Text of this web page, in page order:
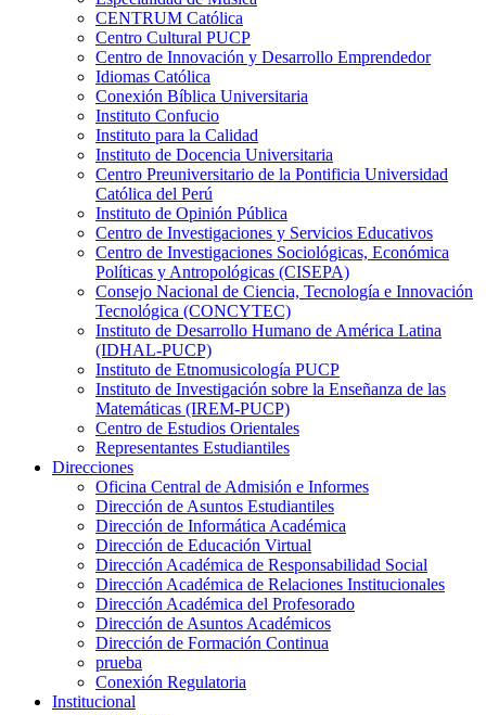
CENTRUM Católica
Centro Cultural PUCP
Centro de Innovación y Desarrollo Emprendedor
Idiomas Católica
Conexión Bíblica Universitaria
Instituto Confucio
Instituto para la Calidad
Instituto de Docencia Universitaria
Centro Preuniversitario de la Pontificia Universidad
Católica del Perú
Instituto de Opinión Pública
Centro de Investigaciones y Servicios Educativos
Centro de Investigaciones Sociológicas, Económica
Políticas y Antropológicas (CISEPA)
Consejo Nacional de Ciencia, Tecnología e Innovación
Tecnológica (CONCYTEC)
Instituto de Desarrollo Humano de América Latina
(IDHAL-PUCP)
Instituto de Etnomusicología PUCP
Instituto de Investigación sobre la Enseñanza de las
Matemáticas (IREM-PUCP)
Centro de Estudios Orientales
Representantes Estudiantiles
Direcciones
Oficina Central de Admisión e Informes
Dirección de Asuntos Estudiantiles
Dirección de Informática Académica
Dirección de Educación Virtual
Dirección Académica de Responsabilidad Social
Dirección Académica de Relaciones Institucionales
Dirección Académica del Profesorado
Dirección de Asuntos Académicos
Dirección de Formación Continua
prueba
Conexión Regulatoria
Institucional